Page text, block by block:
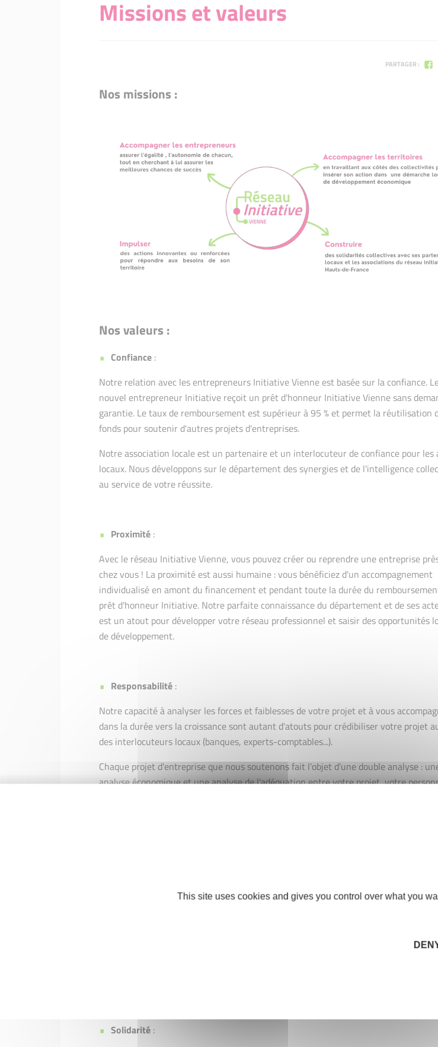
Missions et valeurs
PARTAGER :
Nos missions :
Nos valeurs :
Confiance :
Notre relation avec les entrepreneurs Initiative Vienne est basée sur la confiance.
nouvel entrepreneur Initiative reçoit un prêt d'honneur Initiative Vienne sans
garantie. Le taux de remboursement est supérieur à 95 % et permet la réutilisation
fonds pour soutenir d'autres projets d'entreprises.
Notre association locale est un partenaire et un interlocuteur de confiance pour les
locaux. Nous développons sur le département des synergies et de l'intelligence
au service de votre réussite.
Proximité :
Avec le réseau Initiative Vienne, vous pouvez créer ou reprendre une entreprise
chez vous ! La proximité est aussi humaine : vous bénéficiez d'un accompagnement
individualisé en amont du financement et pendant toute la durée du
prêt d'honneur Initiative. Notre parfaite connaissance du département et de ses
est un atout pour développer votre réseau professionnel et saisir des opportunités
de développement.
Responsabilité :
Notre capacité à analyser les forces et faiblesses de votre projet et à vous
dans la durée vers la croissance sont autant d'atouts pour crédibiliser votre projet
des interlocuteurs locaux (banques, experts-comptables...).
Chaque projet d'entreprise que nous soutenons fait l'objet d'une double analyse :
analyse économique et une analyse de l'adéquation entre votre projet, votre
Notre accompagnement est gratuit ! Si nous avons les moyens de vous soutenir,
à vos côtés. Ils et elles viennent du monde de l'entreprise, connaissent vos
Solidarité :
This site uses cookies and gives you control over what you